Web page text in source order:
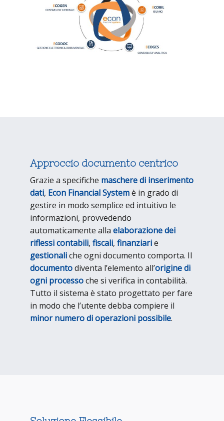
Approccio documento centrico
Grazie a specifiche maschere di inserimento
dati, Econ Financial Systemè in grado di
gestire in modo semplice ed intuitivo le
informazioni, provvedendo
automaticamente alla elaborazione dei
riflessi contabili, fiscali, finanziarie
gestionaliche ogni documento comporta. Il
documentodiventa l’elemento all’origine di
ogni processoche si verifica in contabilità.
Tutto il sistema è stato progettato per fare
in modo che l’utente debba compiere il
minor numero di operazioni possibile.